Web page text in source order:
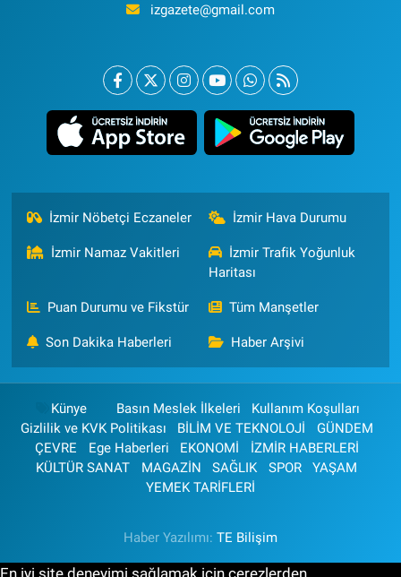
izgazete@gmail.com
İzmir Nöbetçi Eczaneler İzmir Hava Durumu
İzmir Namaz Vakitleri
İzmir Trafik Yoğunluk
Haritası
Puan Durumu ve Fikstür Tüm Manşetler
Son Dakika Haberleri Haber Arşivi
Künye Basın Meslek İlkeleri
Kullanım Koşulları
Gizlilik ve KVK Politikası
BİLİM VE TEKNOLOJİ
GÜNDEM
ÇEVRE
Ege Haberleri EKONOMİ
İZMİR HABERLERİ
KÜLTÜR SANAT
MAGAZİN SAĞLIK SPOR
YAŞAM
YEMEK TARİFLERİ
Haber Yazılımı: TE Bilişim